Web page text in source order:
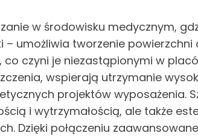
w środowisku medycznym,
umożliwia tworzenie powierzchni
czyni je niezastąpionymi w
wspierają utrzymanie
projektów wyposażenia.
i wytrzymałością, ale także
Dzięki połączeniu